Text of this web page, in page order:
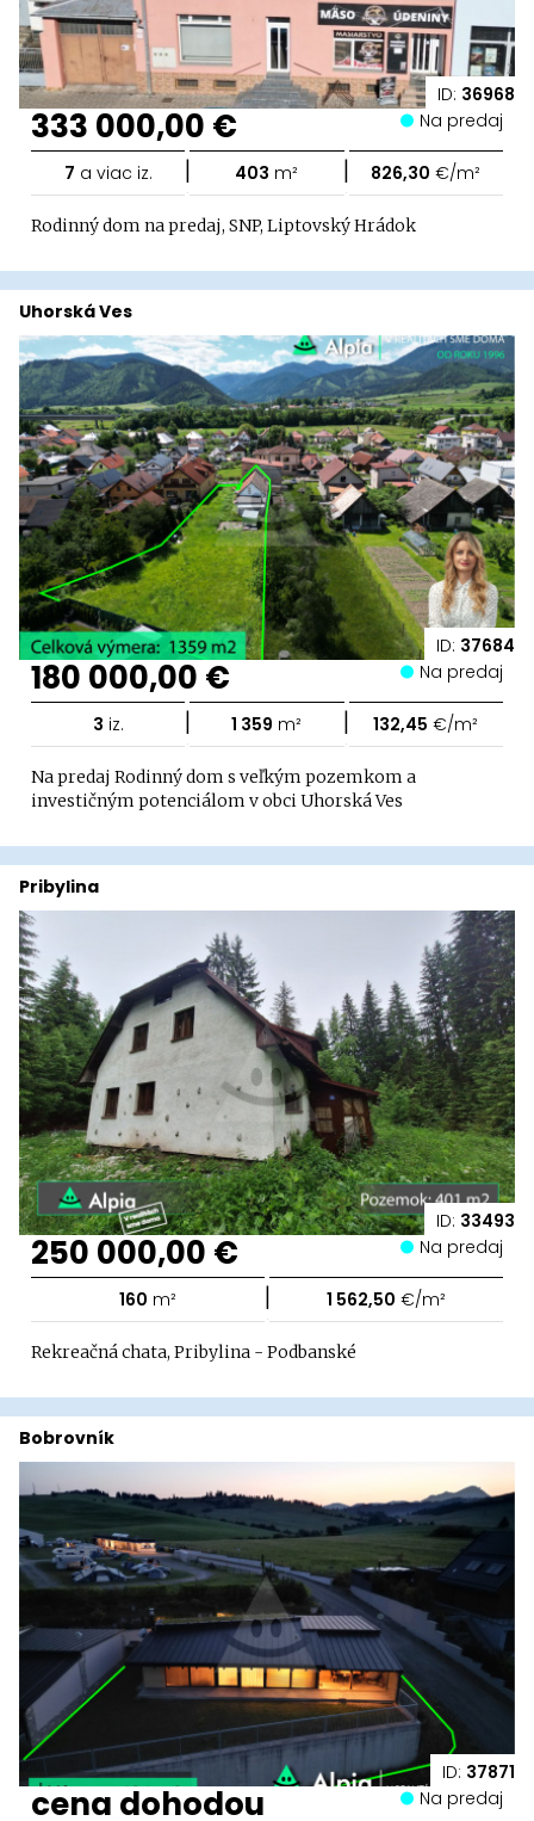
ID: 36968
333 000,00 € Na predaj
7 a viac iz. | 403 m² | 826,30 €/m²
Rodinný dom na predaj, SNP, Liptovský Hrádok
ID: 37684
Uhorská Ves
180 000,00 € Na predaj
3 iz. | 1 359 m² | 132,45 €/m²
Na predaj Rodinný dom s veľkým pozemkom a
investičným potenciálom v obci Uhorská Ves
ID: 33493
Pribylina
250 000,00 € Na predaj
160 m² | 1 562,50 €/m²
Rekreačná chata, Pribylina - Podbanské
ID: 37871
Bobrovník
cena dohodou Na predaj